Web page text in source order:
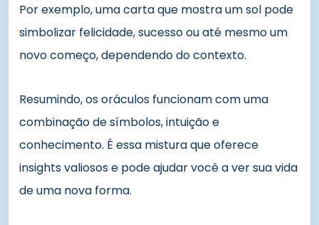
Por exemplo, uma carta que mostra um sol pode
simbolizar felicidade, sucesso ou até mesmo um
novo começo, dependendo do contexto.
Resumindo, os oráculos funcionam com uma
combinação de símbolos, intuição e
conhecimento. É essa mistura que oferece
insights valiosos e pode ajudar você a ver sua vida
de uma nova forma.